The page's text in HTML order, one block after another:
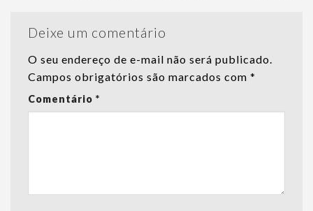
Deixe um comentário
O seu endereço de e-mail não será publicado.
Campos obrigatórios são marcados com *
Comentário *